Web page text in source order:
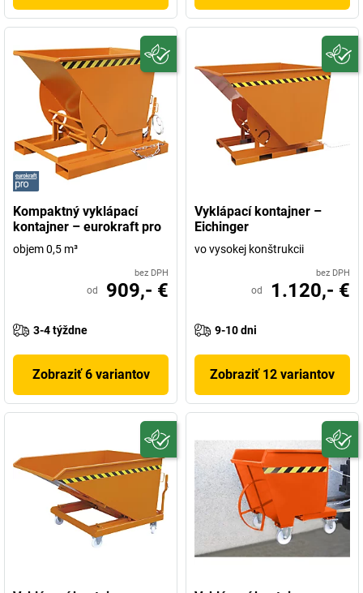
Kompaktný vyklápací
kontajner – eurokraft pro
objem 0,5 m³
bez DPH
od 909,- €
3-4 týždne
Zobraziť 6 variantov
Vyklápací kontajner –
Eichinger
vo vysokej konštrukcii
bez DPH
od 1.120,- €
9-10 dni
Zobraziť 12 variantov